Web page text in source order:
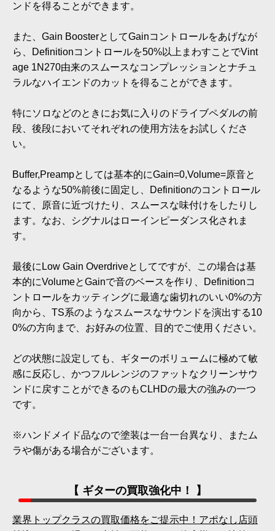
ンドを得ることができます。
また、Gain BoosterとしてGainコントロールをあげなが
ら、Definitionコントロールを50%以上まわすことでVint
age 1N270由来のスムースなコンプレッションとナチュ
ラルなハイエンドのカットを得ることができます。
特にソロなどのときにお気に入りのドライブペダルの前
段、後段においてそれぞれの使用方法をお試しくださ
い。
Buffer,Preampとしては基本的にGain=0,Volume=原音と
なるような50%前後に固定し、Definitionのコントロール
にて、原音に近づけたり、スムースな味付けをしたりし
ます。なお、シグナルはローインピーダンス化されま
す。
最後にLow Gain Overdriveとしてですが、この場合は基
本的にVolumeとGainで音のベースを作り、Definitionコ
ントロールをカッティングに最適な歯切れのいい0%の方
向から、TS系のようなスムースなサウンドを演出する10
0%の方向まで、お好みの位置、目的でご使用ください。
どの状態に設定しても、ギターのボリュームに極めて敏
感に反応し、かつフルレンジのファットなクリーンサウ
ンドに戻すことができるのもCLHDの最大の強みの一つ
です。
※ハンドメイド品なので塗装は一台一台異なり、またム
ラや傷がある場合がございます。
【 ギターの買取強化中！ 】
業界トップクラスの買取価格をご提示中！アポなし店頭